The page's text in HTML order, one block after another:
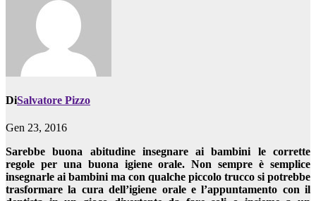
DiSalvatore Pizzo
Gen 23, 2016
Sarebbe buona abitudine insegnare ai bambini le corrette
regole per una buona igiene orale. Non sempre è semplice
insegnarle ai bambini ma con qualche piccolo trucco si potrebbe
trasformare la cura dell’igiene orale e l’appuntamento con il